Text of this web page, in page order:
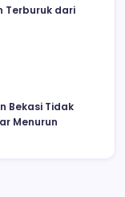
Terburuk dari
Bekasi Tidak
Menurun